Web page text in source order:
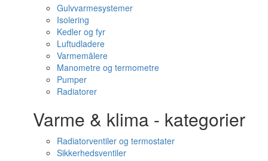
Gulvvarmesystemer
Isolering
Kedler og fyr
Luftudladere
Varmemålere
Manometre og termometre
Pumper
Radiatorer
Varme & klima - kategorier
Radiatorventiler og termostater
Sikkerhedsventiler